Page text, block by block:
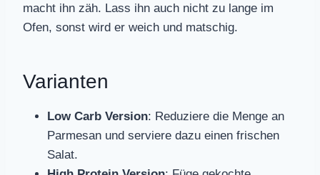
macht ihn zäh. Lass ihn auch nicht zu lange im
Ofen, sonst wird er weich und matschig.
Varianten
Low Carb Version: Reduziere die Menge an
Parmesan und serviere dazu einen frischen
Salat.